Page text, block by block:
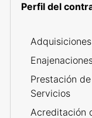
Perfil del
Adquisiciones
Prestación de
Servicios
Acreditación